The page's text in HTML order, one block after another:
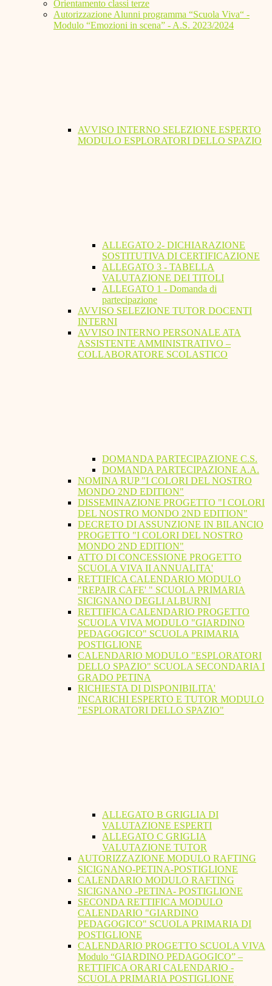
Orientamento classi terze
Autorizzazione Alunni programma “Scuola Viva“ -
Modulo “Emozioni in scena” - A.S. 2023/2024
AVVISO INTERNO SELEZIONE ESPERTO
MODULO ESPLORATORI DELLO SPAZIO
ALLEGATO 2- DICHIARAZIONE
SOSTITUTIVA DI CERTIFICAZIONE
ALLEGATO 3 - TABELLA
VALUTAZIONE DEI TITOLI
ALLEGATO 1 - Domanda di
partecipazione
AVVISO SELEZIONE TUTOR DOCENTI
INTERNI
AVVISO INTERNO PERSONALE ATA
ASSISTENTE AMMINISTRATIVO –
COLLABORATORE SCOLASTICO
DOMANDA PARTECIPAZIONE C.S.
DOMANDA PARTECIPAZIONE A.A.
NOMINA RUP "I COLORI DEL NOSTRO
MONDO 2ND EDITION"
DISSEMINAZIONE PROGETTO "I COLORI
DEL NOSTRO MONDO 2ND EDITION"
DECRETO DI ASSUNZIONE IN BILANCIO
PROGETTO "I COLORI DEL NOSTRO
MONDO 2ND EDITION"
ATTO DI CONCESSIONE PROGETTO
SCUOLA VIVA II ANNUALITA'
RETTIFICA CALENDARIO MODULO
"REPAIR CAFE' " SCUOLA PRIMARIA
SICIGNANO DEGLI ALBURNI
RETTIFICA CALENDARIO PROGETTO
SCUOLA VIVA MODULO "GIARDINO
PEDAGOGICO" SCUOLA PRIMARIA
POSTIGLIONE
CALENDARIO MODULO "ESPLORATORI
DELLO SPAZIO" SCUOLA SECONDARIA I
GRADO PETINA
RICHIESTA DI DISPONIBILITA'
INCARICHI ESPERTO E TUTOR MODULO
"ESPLORATORI DELLO SPAZIO"
ALLEGATO B GRIGLIA DI
VALUTAZIONE ESPERTI
ALLEGATO C GRIGLIA
VALUTAZIONE TUTOR
AUTORIZZAZIONE MODULO RAFTING
SICIGNANO-PETINA-POSTIGLIONE
CALENDARIO MODULO RAFTING
SICIGNANO -PETINA- POSTIGLIONE
SECONDA RETTIFICA MODULO
CALENDARIO "GIARDINO
PEDAGOGICO" SCUOLA PRIMARIA DI
POSTIGLIONE
CALENDARIO PROGETTO SCUOLA VIVA
Modulo “GIARDINO PEDAGOGICO” –
RETTIFICA ORARI CALENDARIO -
SCUOLA PRIMARIA POSTIGLIONE